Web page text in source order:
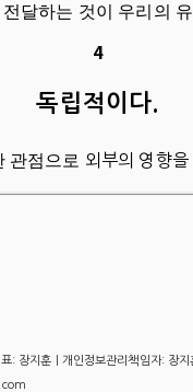
달하는 것이 우리의
4
독립적이다.
관점으로 외부의 영향을
: 장지훈 | 개인정보관리책임자: 장